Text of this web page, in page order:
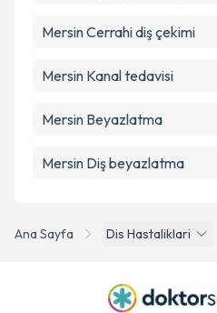
Ana Sayfa Dis Hastaliklari
Mersin Cerrahi diş çekimi
Mersin Kanal tedavisi
Mersin Beyazlatma
Mersin Diş beyazlatma